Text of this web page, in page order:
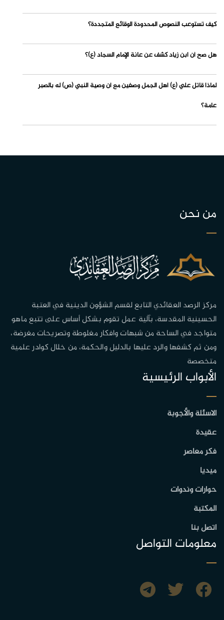
كيف تستوعب النصوص المحدودة الوقائع المتجددة؟
هل صح أن ابن زياد كشف عن عانة الإمام السجاد (ع)؟
لماذا قاتل علي (ع) أهل الجمل وصفين مع أن وصية النبي (ص) له بالصبر
عامة؟
من نحن
مركز الرصد العقائدي التابع لقسم الشؤون الدينية في العتبة
الحسينية المقدسة، بآلية عمل تقوم بشكل أساس على تتبع ماهو
متواجد في الساحة من شبهات وافكار مغلوطة وتصريحات مغرضة،
ومن ثم كشفها والرد عليها بالدليل والحكمة، من خلال كوادر علمية
متخصصة
الأبواب الرئيسية
الاسئلة والأجوبة
عقيدة
فكر معاصر
ميديا
حوارات وندوات
المكتبة
اتصل بنا
معلومات التواصل